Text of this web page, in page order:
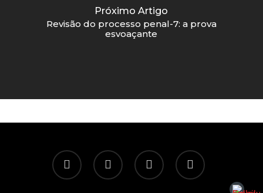
Próximo Artigo
Revisão do processo penal-7: a prova
esvoaçante
twitter facebook linkedin email